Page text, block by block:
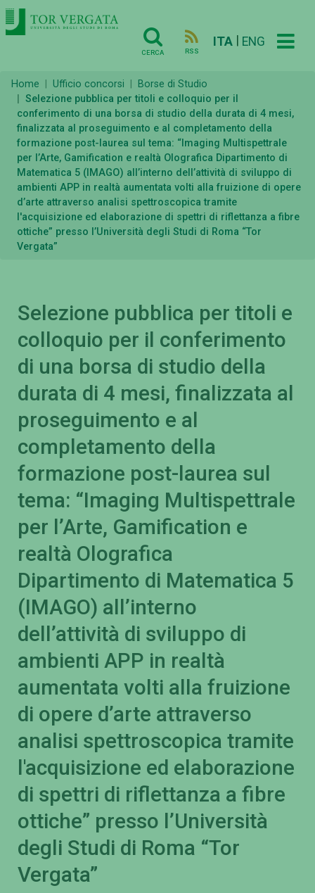
CERCA RSS
ITA ENG
Home Ufficio concorsi
Borse di Studio
Selezione pubblica per titoli e colloquio per il
conferimento di una borsa di studio della durata di 4 mesi,
finalizzata al proseguimento e al completamento della
formazione post-laurea sul tema: “Imaging Multispettrale
per l’Arte, Gamification e realtà Olografica Dipartimento di
Matematica 5 (IMAGO) all’interno dell’attività di sviluppo di
ambienti APP in realtà aumentata volti alla fruizione di opere
d’arte attraverso analisi spettroscopica tramite
l'acquisizione ed elaborazione di spettri di riflettanza a fibre
ottiche” presso l’Università degli Studi di Roma “Tor
Vergata”
Selezione pubblica per titoli e
colloquio per il conferimento
di una borsa di studio della
durata di 4 mesi, finalizzata al
proseguimento e al
completamento della
formazione post-laurea sul
tema: “Imaging Multispettrale
per l’Arte, Gamification e
realtà Olografica
Dipartimento di Matematica 5
(IMAGO) all’interno
dell’attività di sviluppo di
ambienti APP in realtà
aumentata volti alla fruizione
di opere d’arte attraverso
analisi spettroscopica tramite
l'acquisizione ed elaborazione
di spettri di riflettanza a fibre
ottiche” presso l’Università
degli Studi di Roma “Tor
Vergata”